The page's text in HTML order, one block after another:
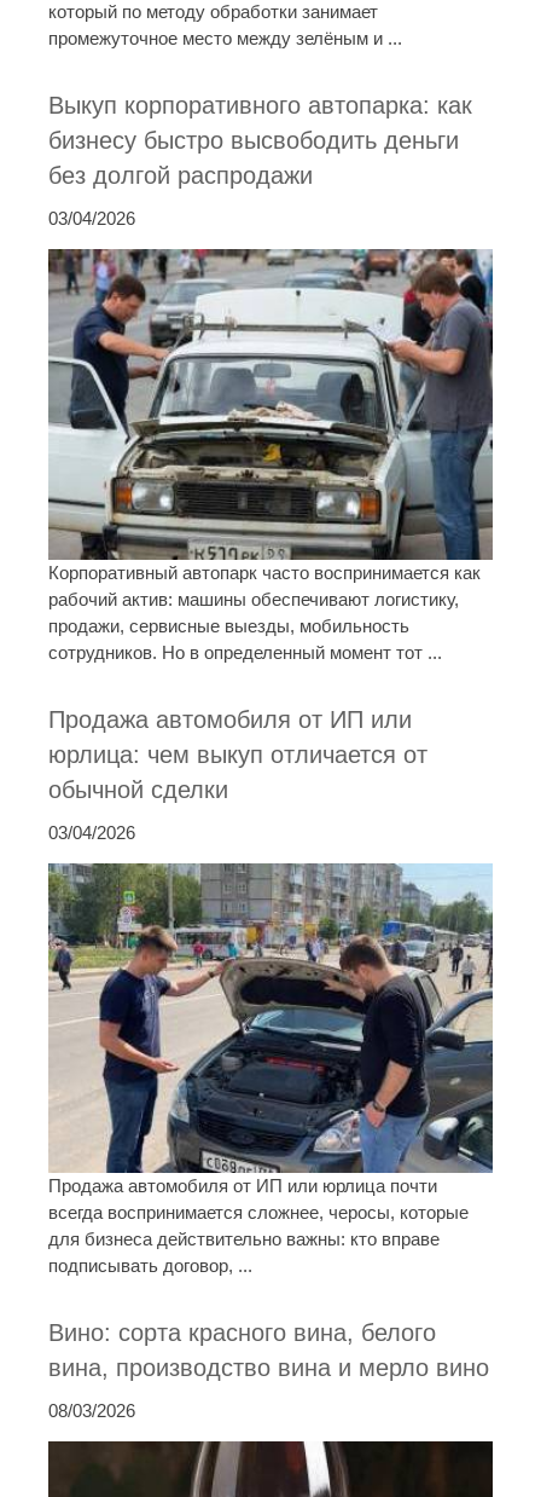
который по методу обработки занимает
промежуточное место между зелёным и ...
Выкуп корпоративного автопарка: как
бизнесу быстро высвободить деньги
без долгой распродажи
03/04/2026
Корпоративный автопарк часто воспринимается как
рабочий актив: машины обеспечивают логистику,
продажи, сервисные выезды, мобильность
сотрудников. Но в определенный момент тот ...
Продажа автомобиля от ИП или
юрлица: чем выкуп отличается от
обычной сделки
03/04/2026
Продажа автомобиля от ИП или юрлица почти
всегда воспринимается сложнее, черосы, которые
для бизнеса действительно важны: кто вправе
подписывать договор, ...
Вино: сорта красного вина, белого
вина, производство вина и мерло вино
08/03/2026